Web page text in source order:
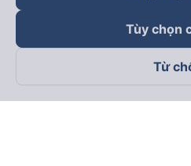
Theo dõi chúng tôi trên
Tùy chọn
Từ